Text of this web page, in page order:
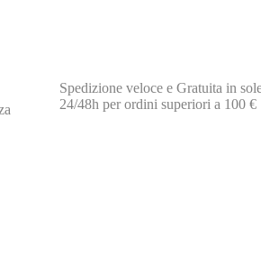
Spedizione veloce e Gratuita in
24/48h per ordini superiori a 100 €